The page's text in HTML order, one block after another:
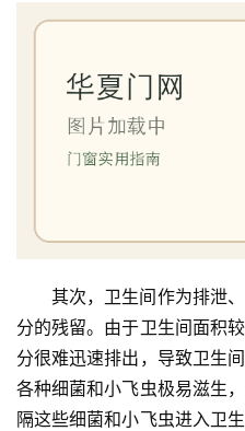
铝
门
套
安
装
登录
其次，卫生间作为排泄
分的残留。由于卫生间面积
分很难迅速排出，导致卫生
各种细菌和小飞虫极易滋生
隔这些细菌和小飞虫进入卫